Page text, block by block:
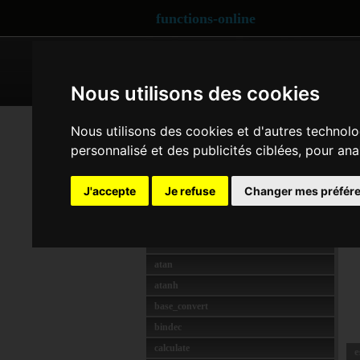
Nous utilisons des cookies
Nous utilisons des cookies et d'autres
personnalisé et des publicités ciblées, pour
J'accepte Je refuse Changer mes
functions-online
abs
atan
atanh
base_convert
bindec
calculate
tan